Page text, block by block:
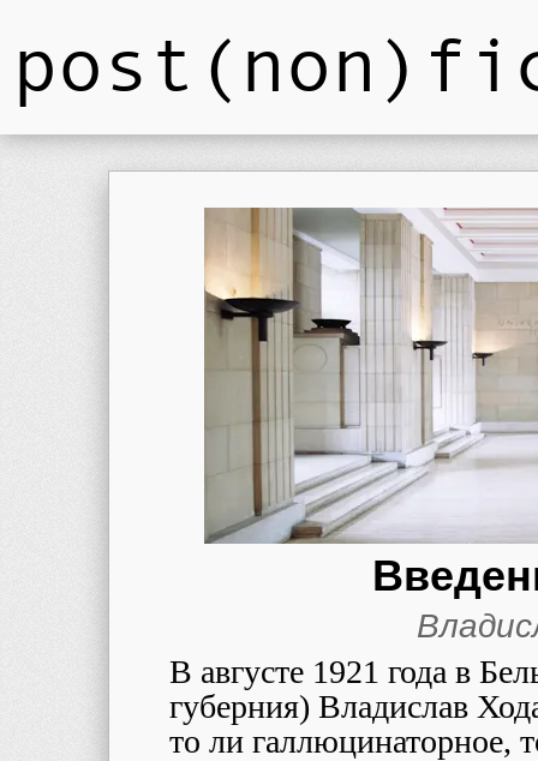
В августе 1921 года в
губерния) Владислав
то ли галлюцинаторное,